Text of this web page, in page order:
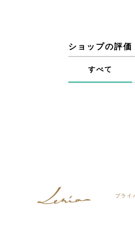
ショップの評価
すべて
プライ